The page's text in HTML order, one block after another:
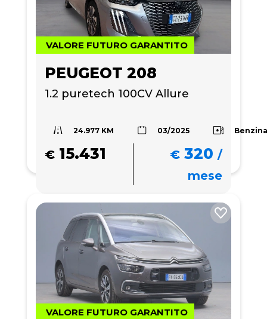
VALORE FUTURO GARANTITO
PEUGEOT 208
1.2 puretech 100CV Allure
24.977 KM 03/2025
€ 15.431 € 320 /
mese
VALORE FUTURO GARANTITO